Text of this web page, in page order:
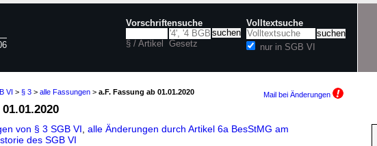
Vorschriftensuche
§ / Artikel Gesetz
Volltextsuche
nur in SGB VI
VI > § 3 > alle Fassungen > a.F. Fassung ab 01.01.2020 Mail bei Änderungen
von § 3 SGB VI alle Änderungen durch Artikel 6a BesStMG am
des SGB VI